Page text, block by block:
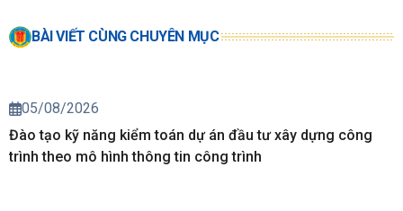
BÀI VIẾT CÙNG CHUYÊN MỤC
05/08/2026
Đào tạo kỹ năng kiểm toán dự án đầu tư xây dựng công
trình theo mô hình thông tin công trình